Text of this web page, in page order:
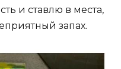
и ставлю в места,
запах.